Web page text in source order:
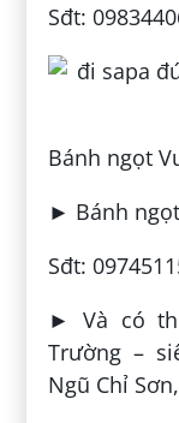
Sđt:
Bánh ngọt
► Bánh
Sđt:
► Và có
Trường –
Ngũ Chỉ